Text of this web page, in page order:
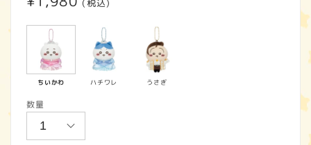
常
格
(税込)
ちいかわ ハチワレ うさぎ
数量